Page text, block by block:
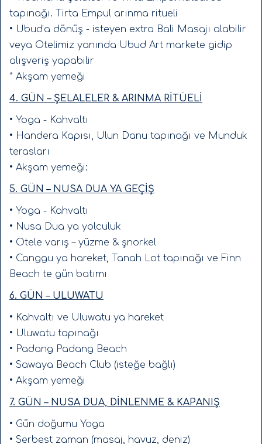
✨ Uluwatu Tapınağı, Sawaya Club (isteğe bağlı)
✨ 1 adet ücretsiz Bali masajı
✈️Konforlu Başlangıç
Havalimanında sizi özel transfer aracımız
karşılıyor.
İsminiz listede, her şey planlı, her şey güvenli.
💎Bu Yolculuk Kimin İçin?
• Sıradan tatillerden sıkılanlar
• Yoga pratiğini derinleştirmek isteyenler
• Hem konfor hem doğa isteyenler
• Spiritüel ama ayakları yere basan bir deneyim
arayanlar
• Kaliteli ve bilinçli bir grupla seyahat etmek
isteyenler
Bu bir tur değil.
Bu bir deneyim.
Bu bir dönüşüm alanı.
Kontenjan sınırlı.
Butik grup.
tapınağı. Tirta Empul arınma ritueli
• Ubud’a dönüş - isteyen extra Bali Masajı alabilir
veya Otelimiz yanında Ubud Art markete gidip
alışveriş yapabilir
* Akşam yemeği
4. GÜN – ŞELALELER & ARINMA RİTÜELİ
• Yoga - Kahvaltı
• Handera Kapısı, Ulun Danu tapınağı ve Munduk
terasları
• Akşam yemeği:
5. GÜN – NUSA DUA YA GEÇİŞ
• Yoga - Kahvaltı
• Nusa Dua ya yolculuk
• Otele varış – yüzme & şnorkel
• Canggu ya hareket, Tanah Lot tapınağı ve Finn
Beach te gün batımı
6. GÜN – ULUWATU
• Kahvaltı ve Uluwatu ya hareket
• Uluwatu tapınağı
• Padang Padang Beach
• Sawaya Beach Club (isteğe bağlı)
• Akşam yemeği
7. GÜN – NUSA DUA, DİNLENME & KAPANIŞ
• Gün doğumu Yoga
• Serbest zaman (masaj, havuz, deniz)